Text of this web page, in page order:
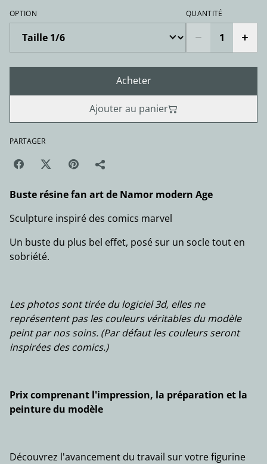
OPTION QUANTITÉ
Acheter
Ajouter au panier
PARTAGER
Buste résine fan art de Namor modern Age
Sculpture inspiré des comics marvel
Un buste du plus bel effet, posé sur un socle tout en
sobriété.
Les photos sont tirée du logiciel 3d, elles ne
représentent pas les couleurs véritables du modèle
peint par nos soins. (Par défaut les couleurs seront
inspirées des comics.)
Prix comprenant l'impression, la préparation et la
peinture du modèle
Découvrez l'avancement du travail sur votre figurine